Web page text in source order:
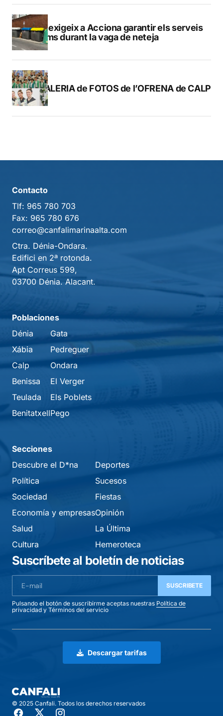
Calp exigeix a Acciona garantir els serveis
mínims durant la vaga de neteja
GALERIA de FOTOS de l’OFRENA de CALP
Contacto
Tlf: 965 780 703
Fax: 965 780 676
correo@canfalimarinaalta.com
Ctra. Dénia-Ondara.
Edifici en 2ª rotonda.
Apt Correus 599,
03700 Dénia. Alacant.
Poblaciones
Dénia
Xábia
Calp
Benissa
Teulada
Benitatxell
Gata
Pedreguer
Ondara
El Verger
Els Poblets
Pego
Secciones
Descubre el D*na
Política
Sociedad
Economía y empresas
Salud
Cultura
Deportes
Sucesos
Fiestas
Opinión
La Última
Hemeroteca
Suscríbete al boletín de noticias
SUSCRIBETE
Pulsando el botón de suscribirme aceptas nuestras Política de
privacidad y Términos del servicio
Descargar tarifas
© 2025 Canfali. Todos los derechos reservados